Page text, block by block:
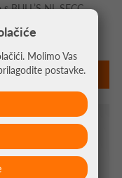
BULL’S NL SECC
Molimo Vas
postavke.